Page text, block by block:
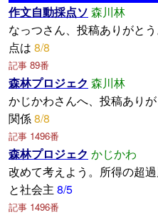
作文自動採点ソ 森川林
なっつさん、投稿ありがと
点は 8/8
記事 89番
森林プロジェク 森川林
かじかわさんへ、投稿あり
関係8/8
記事 1496番
森林プロジェク かじかわ
改めて考えよう。所得の超
と社会主 8/5
記事 1496番